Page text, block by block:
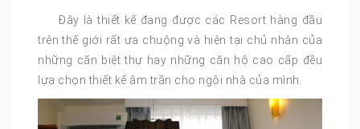
Đây là thiết kế đang được các Resort hàng đầu
trên thế giới rất ưa chuộng và hiện tại chủ nhân của
những căn biệt thự hay những căn hộ cao cấp đều
lựa chọn thiết kế âm trần cho ngôi nhà của mình.